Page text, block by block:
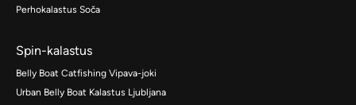
Perhokalastus Soča
Spin-kalastus
Belly Boat Catfishing Vipava-joki
Urban Belly Boat Kalastus Ljubljana